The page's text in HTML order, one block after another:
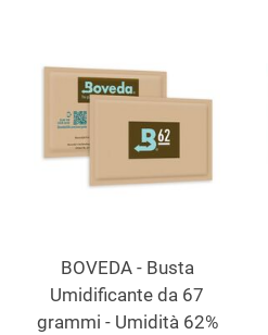
BOVEDA - Busta
Umidificante da 67
grammi - Umidità 62%